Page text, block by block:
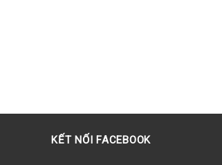
KẾT NỐI FACEBOOK